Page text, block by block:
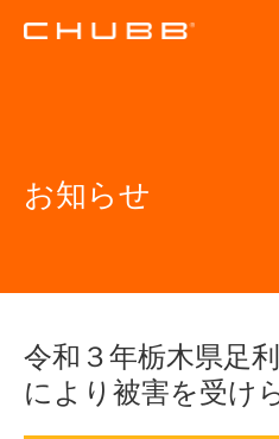
お知らせ
令和３年栃木県足
により被害を受け